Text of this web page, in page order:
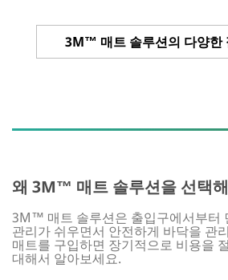
왜 3M™ 매트 솔루션을 선택
3M™ 매트 솔루션은 출입구에서부터
관리가 쉬우면서 안전하게 바닥을 관
매트를 구입하면 장기적으로 비용을
대해서 알아보세요.